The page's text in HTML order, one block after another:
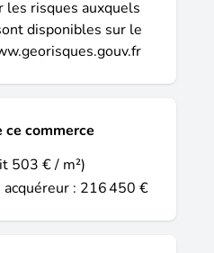
hors honoraires
€ Honoraires
: 10 389,23 €
- Agent commercial
de EPINAL sous le
les risques auxquels
disponibles sur le
commerce
503 € / m²)
: 216 450 €